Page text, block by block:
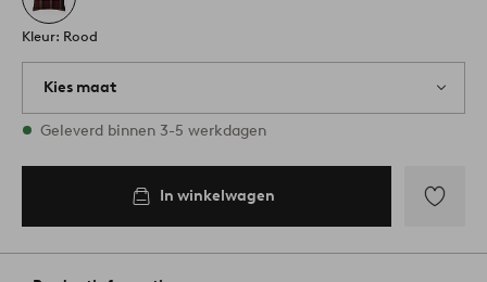
Kleur: Rood
Kies maat
1 maten op voorraad
Geleverd binnen 3-5 werkdagen
In
In winkelwagen
aan